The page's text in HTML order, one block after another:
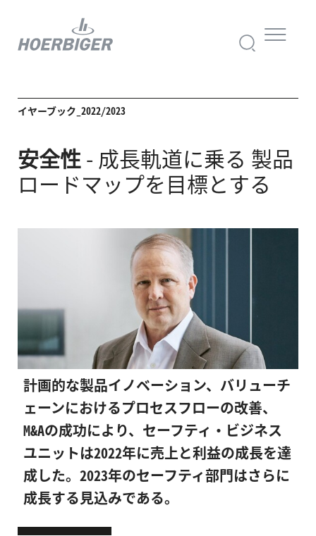
イヤーブック_2022/2023
安全性- 成長軌道に乗る 製品
ロードマップを目標とする
計画的な製品イノベーション、バリューチ
ェーンにおけるプロセスフローの改善、
M&Aの成功により、セーフティ・ビジネス
ユニットは2022年に売上と利益の成長を達
成した。2023年のセーフティ部門はさらに
成長する見込みである。